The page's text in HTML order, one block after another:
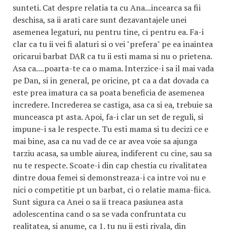
sunteti. Cat despre relatia ta cu Ana...incearca sa fii
deschisa, sa ii arati care sunt dezavantajele unei
asemenea legaturi, nu pentru tine, ci pentru ea. Fa-i
clar ca tu ii vei fi alaturi si o vei "prefera" pe ea inaintea
oricarui barbat DAR ca tu ii esti mama si nu o prietena.
Asa ca....poarta-te ca o mama. Interzice-i sa il mai vada
pe Dan, si in general, pe oricine, pt ca a dat dovada ca
este prea imatura ca sa poata beneficia de asemenea
incredere. Increderea se castiga, asa ca si ea, trebuie sa
munceasca pt asta. Apoi, fa-i clar un set de reguli, si
impune-i sa le respecte. Tu esti mama si tu decizi ce e
mai bine, asa ca nu vad de ce ar avea voie sa ajunga
tarziu acasa, sa umble aiurea, indiferent cu cine, sau sa
nu te respecte. Scoate-i din cap chestia cu rivalitatea
dintre doua femei si demonstreaza-i ca intre voi nu e
nici o competitie pt un barbat, ci o relatie mama-fiica.
Sunt sigura ca Anei o sa ii treaca pasiunea asta
adolescentina cand o sa se vada confruntata cu
realitatea, si anume, ca 1. tu nu ii esti rivala, din